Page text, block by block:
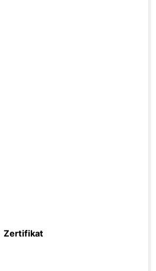
Zertifikat